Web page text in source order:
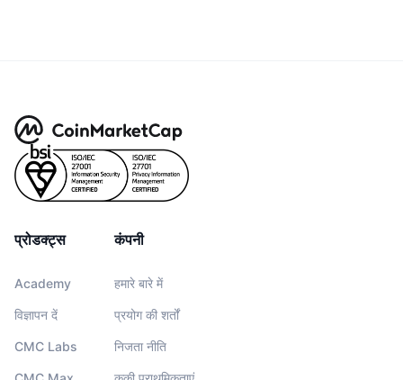
प्रोडक्ट्स
Academy
विज्ञापन दें
CMC Labs
कंपनी
हमारे बारे में
प्रयोग की शर्तों
निजता नीति